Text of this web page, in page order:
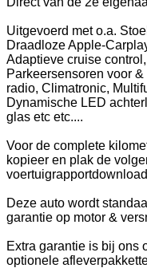
Uitgevoerd met o.a.
Draadloze Apple-
Adaptieve cruise
Parkeersensoren voor
radio, Climatronic,
Dynamische LED
glas etc etc....
Voor de complete
kopieer en plak de
Deze auto wordt
garantie op motor &
Extra garantie is bij ons
optionele